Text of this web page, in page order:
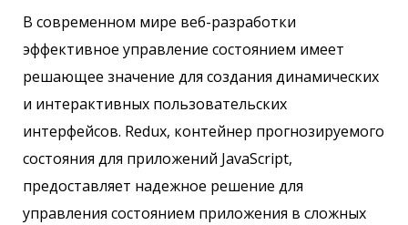
В современном мире веб-разработки
эффективное управление состоянием имеет
решающее значение для создания динамических
и интерактивных пользовательских
интерфейсов. Redux, контейнер прогнозируемого
состояния для приложений JavaScript,
предоставляет надежное решение для
управления состоянием приложения в сложных